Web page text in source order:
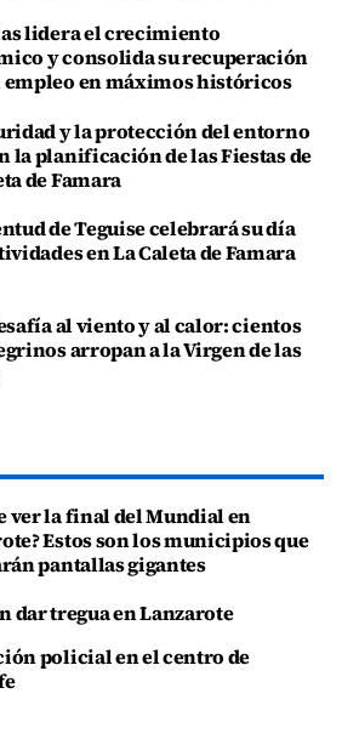
lidera el crecimiento
y consolida su recuperación
empleo en máximos históricos
y la protección del entorno
la planificación de las Fiestas de
de Famara
de Teguise celebrará su día
en La Caleta de Famara
al viento y al calor: cientos
arropan a la Virgen de las
ver la final del Mundial en
Estos son los municipios que
pantallas gigantes
dar tregua en Lanzarote
policial en el centro de